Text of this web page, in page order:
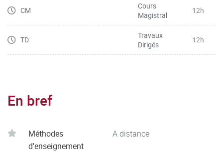
CM
Cours
Magistral
12h
TD
Travaux
Dirigés
12h
En bref
Méthodes
d'enseignement
A distance